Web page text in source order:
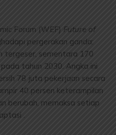
Forum (WEF) Future of
pergerakan ganda:
tergeser, sementara 170
tahun 2030. Angka ini
78 juta pekerjaan secara
40 persen keterampilan
berubah, memaksa setiap
.